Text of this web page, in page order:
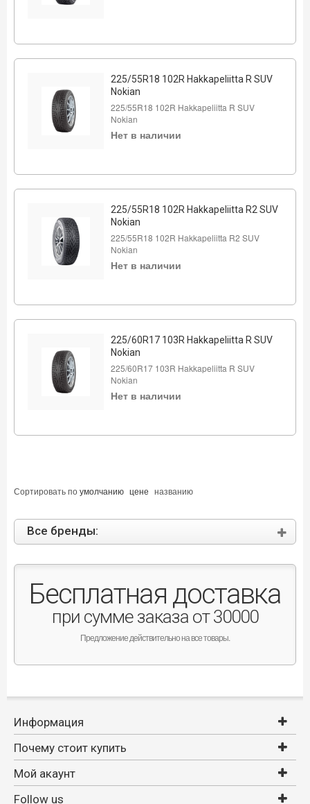
225/55R18 102R Hakkapeliitta R SUV
Nokian
225/55R18 102R Hakkapeliitta R SUV
Nokian
Нет в наличии
225/55R18 102R Hakkapeliitta R2 SUV
Nokian
225/55R18 102R Hakkapeliitta R2 SUV
Nokian
Нет в наличии
225/60R17 103R Hakkapeliitta R SUV
Nokian
225/60R17 103R Hakkapeliitta R SUV
Nokian
Нет в наличии
Сортировать поумолчанию цене названию
Все бренды:
Бесплатная доставка
при сумме заказа от 30000
Предложение действительно на все товары.
Информация
Почему стоит купить
Мой акаунт
Follow us